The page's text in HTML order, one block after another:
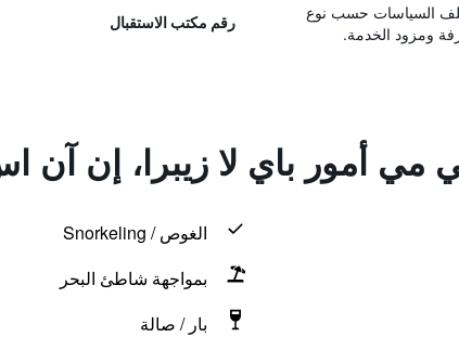
السياسات حسب نوع
ومزود الخدمة.
رقم مكتب الاستقبال
مي أمور باي لا زيبرا، إن
الغوص / Snorkeling
بمواجهة شاطئ البحر
بار / صالة